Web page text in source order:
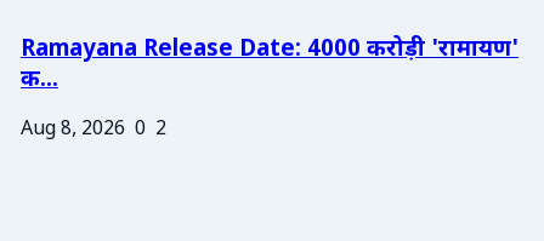
Ramayana Release Date: 4000 करोड़ी 'रामायण'
क...
Aug 8, 2026 0 2